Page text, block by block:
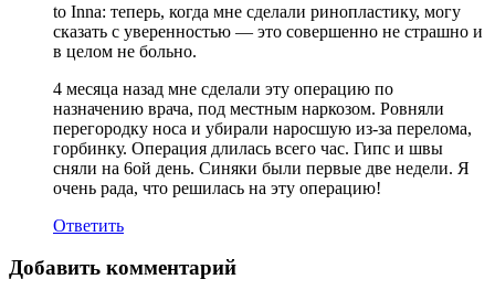
to Inna: теперь, когда мне сделали ринопластику, могу
сказать с уверенностью — это совершенно не страшно и
в целом не больно.
4 месяца назад мне сделали эту операцию по
назначению врача, под местным наркозом. Ровняли
перегородку носа и убирали наросшую из-за перелома,
горбинку. Операция длилась всего час. Гипс и швы
сняли на 6ой день. Синяки были первые две недели. Я
очень рада, что решилась на эту операцию!
Ответить
Добавить комментарий